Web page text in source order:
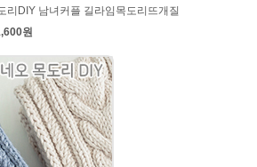
DIY 남녀커플 길라임목도리뜨개질
원